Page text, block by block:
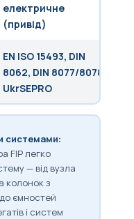
електричне
(привід)
EN ISO 15493, DIN
8062, DIN 8077/8078,
UkrSEPRO
системами:
FIP легко
— від вузла
колонок з
ємностей
і систем